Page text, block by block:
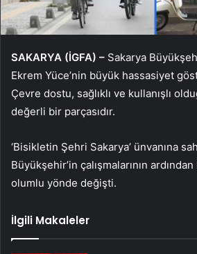
SAKARYA (İGFA) – Sakarya
Ekrem Yüce’nin büyük hassasiyet
Çevre dostu, sağlıklı ve kullanışlı
değerli bir parçasıdır.
‘Bisikletin Şehri Sakarya’ ünvanına
Büyükşehir’in çalışmalarının
olumlu yönde değişti.
İlgili Makaleler